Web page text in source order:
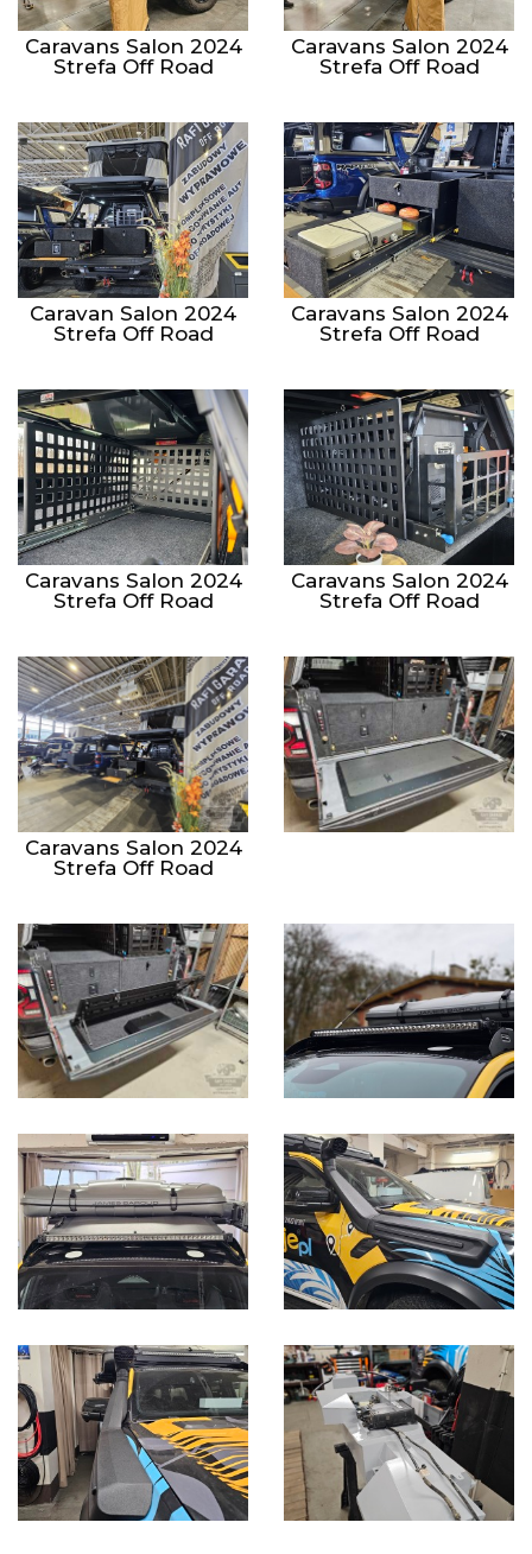
Caravans Salon 2024
Strefa Off Road
Caravans Salon 2024
Strefa Off Road
Caravan Salon 2024
Strefa Off Road
Caravans Salon 2024
Strefa Off Road
Caravans Salon 2024
Strefa Off Road
Caravans Salon 2024
Strefa Off Road
Caravans Salon 2024
Strefa Off Road